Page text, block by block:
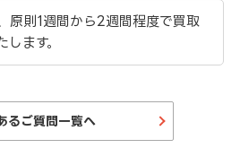
原則1週間から2週間程度で買取
ます。
るご質問一覧へ